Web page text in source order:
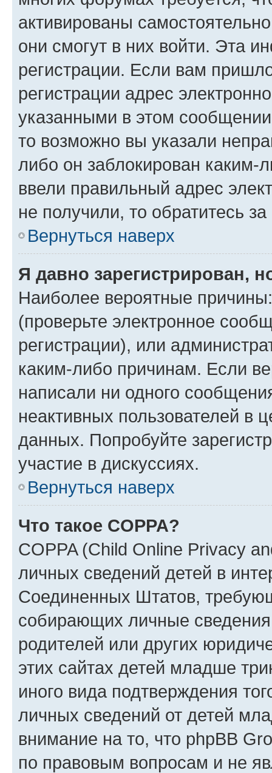
активированы
они смогут в них войти. Эта
регистрации. Если вам
регистрации адрес
указанными в этом
то возможно вы указали
либо он заблокирован
ввели правильный адрес
не получили, то обратитесь
Вернуться наверх
Я давно зарегистрирован,
Наиболее вероятные
(проверьте электронное
регистрации), или
каким-либо причинам. Если
написали ни одного
неактивных пользователей в
данных. Попробуйте
участие в дискуссиях.
Вернуться наверх
Что такое COPPA?
COPPA (Child Online Privacy
личных сведений детей в
Соединенных Штатов,
собирающих личные
родителей или других
этих сайтах детей младше
иного вида подтверждения
личных сведений от детей
внимание на то, что phpBB
по правовым вопросам и не